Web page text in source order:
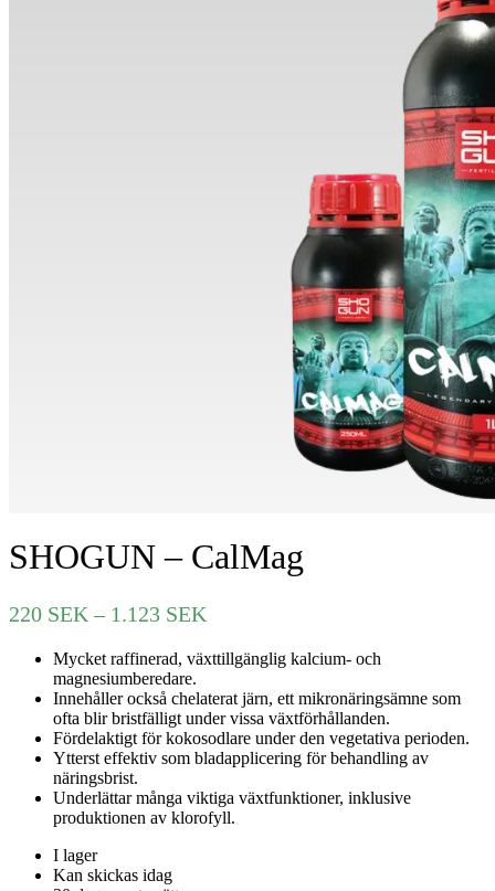
SHOGUN – CalMag
220 SEK – 1.123 SEK
till
1.123 SEK
Mycket raffinerad, växttillgänglig kalcium- och
magnesiumberedare.
Innehåller också chelaterat järn, ett mikronäringsämne som
ofta blir bristfälligt under vissa växtförhållanden.
Fördelaktigt för kokosodlare under den vegetativa perioden.
Ytterst effektiv som bladapplicering för behandling av
näringsbrist.
Underlättar många viktiga växtfunktioner, inklusive
produktionen av klorofyll.
I lager
Kan skickas idag